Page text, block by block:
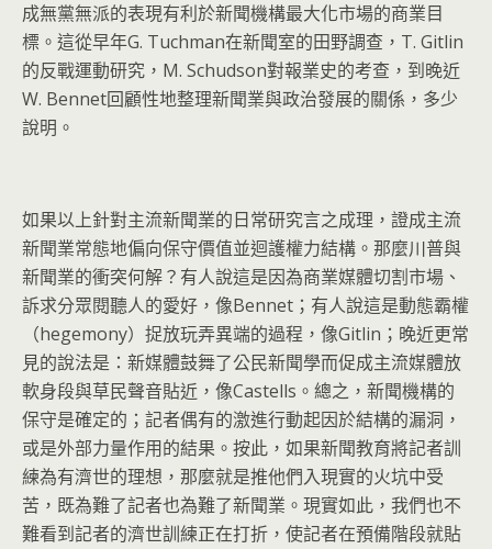
成無黨無派的表現有利於新聞機構最大化市場的商業目
標。 這從早年G. Tuchman在新聞室的田野調查，T. Gitlin
的反戰運動研究，M. Schudson對報業史的考查，到晚近
W. Bennet回顧性地整理新聞業與政治發展的關係，多少
說明。
如果以上針對主流新聞業的日常研究言之成理， 證成主流
新聞業常態地偏向保守價值並迴護權力結構。 那麼川普與
新聞業的衝突何解？有人說這是因為商業媒體切割市場、
訴求分眾閱聽人的愛好，像Bennet；有人說這是動態霸權
（hegemony）捉放玩弄異端的過程，像Gitlin； 晚近更常
見的說法是： 新媒體鼓舞了公民新聞學而促成主流媒體放
軟身段與草民聲音貼近， 像Castells。總之，新聞機構的
保守是確定的； 記者偶有的激進行動起因於結構的漏洞，
或是外部力量作用的結果。 按此，如果新聞教育將記者訓
練為有濟世的理想， 那麼就是推他們入現實的火坑中受
苦， 既為難了記者也為難了新聞業。現實如此， 我們也不
難看到記者的濟世訓練正在打折， 使記者在預備階段就貼